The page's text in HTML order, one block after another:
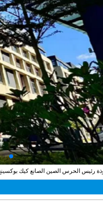
خوذة رئيس الحرس الصين الصانع كيك